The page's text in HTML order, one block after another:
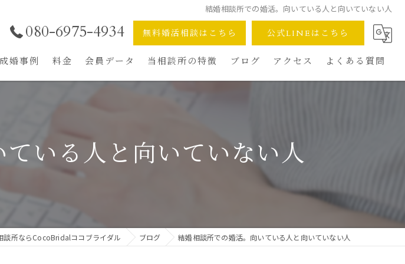
結婚相談所での婚活。向いている人と向いていない人
080-6975-4934 無料婚活相談はこちら 公式LINEはこちら
婚事例 料金 会員データ 当相談所の特徴
成婚へのスピード
安さへのこだわり
ブログ アクセス よくある質問
いる人と向いていない人
談所ならCocoBridalココブライダル ブログ 結婚相談所での婚活。向いている人と向いていない人